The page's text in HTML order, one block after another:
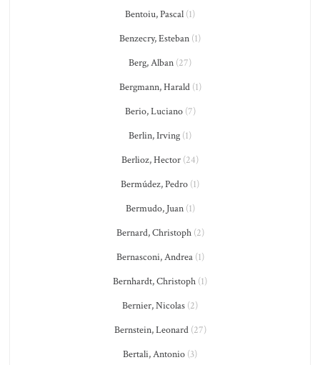
Bentoiu, Pascal (1)
Benzecry, Esteban (1)
Berg, Alban (27)
Bergmann, Harald(1)
Berio, Luciano(7)
Berlin, Irving (1)
Berlioz, Hector (24)
Bermúdez, Pedro (1)
Bermudo, Juan(1)
Bernard, Christoph(2)
Bernasconi, Andrea(1)
Bernhardt, Christoph (1)
Bernier, Nicolas (2)
Bernstein, Leonard(27)
Bertali, Antonio (3)